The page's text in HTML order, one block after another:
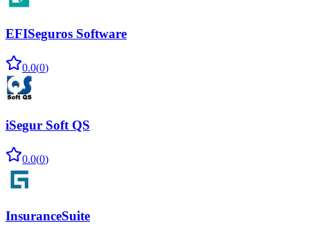
EFISeguros Software
0.0(0)
iSegur Soft QS
0.0(0)
InsuranceSuite